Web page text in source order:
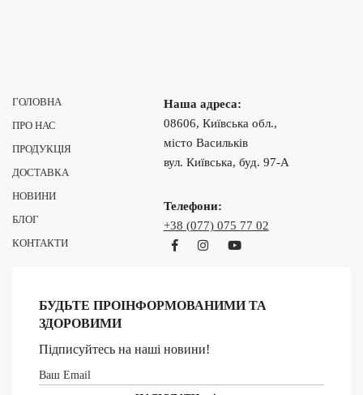
ГОЛОВНА
ПРО НАС
ПРОДУКЦІЯ
ДОСТАВКА
НОВИНИ
БЛОГ
КОНТАКТИ
БУДЬТЕ ПРОІНФОРМОВАНИМИ ТА
ЗДОРОВИМИ
Підписуйтесь на наші новини!
Наша адреса:
08606, Київська обл.,
місто Васильків
вул. Київська, буд. 97-А
Телефони:
+38 (077) 075 77 02